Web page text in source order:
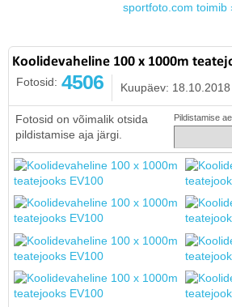
sportfoto.com toimib
Koolidevaheline 100 x 1000m
Fotosid: 4506 Kuupäev: 18.10.2018
Fotosid on võimalik otsida
pildistamise aja järgi.
Pildistamise